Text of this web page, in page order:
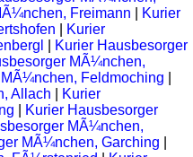
Freimann
Kurier
Kurier
Kurier Hausbesorger
MÃ¼nchen,
Feldmoching
Allach
Kurier
Kurier Hausbesorger
MÃ¼nchen,
MÃ¼nchen, Garching